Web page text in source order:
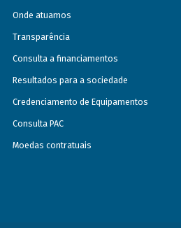
Onde atuamos
Transparência
Consulta a financiamentos
Resultados para a sociedade
Credenciamento de Equipamentos
Consulta PAC
Moedas contratuais